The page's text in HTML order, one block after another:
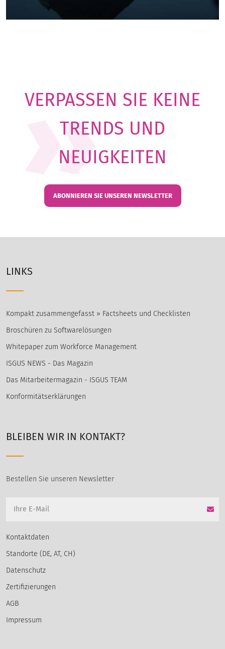
VERPASSEN SIE KEINE
TRENDS UND
NEUIGKEITEN
ABONNIEREN SIE UNSEREN NEWSLETTER
LINKS
Kompakt zusammengefasst » Factsheets und Checklisten
Broschüren zu Softwarelösungen
Whitepaper zum Workforce Management
ISGUS NEWS - Das Magazin
Das Mitarbeitermagazin - ISGUS TEAM
Konformitätserklärungen
BLEIBEN WIR IN KONTAKT?
Bestellen Sie unseren Newsletter
Kontaktdaten
Standorte (DE, AT, CH)
Datenschutz
Zertifizierungen
AGB
Impressum